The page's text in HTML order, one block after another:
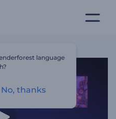
language
No, thanks